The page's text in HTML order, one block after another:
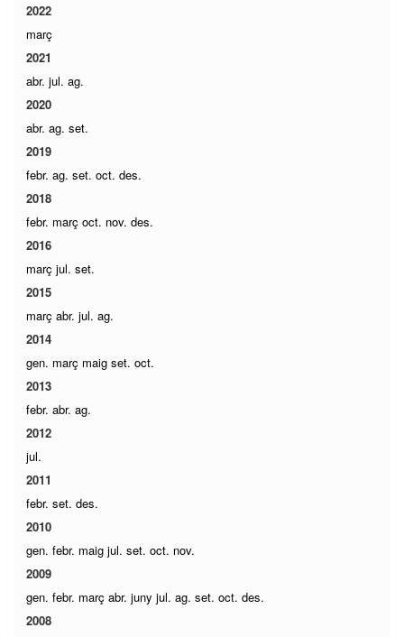
2022
març
2021
abr. jul. ag.
2020
abr. ag. set.
2019
febr. ag. set. oct. des.
2018
febr. març oct. nov. des.
2016
març jul. set.
2015
març abr. jul. ag.
2014
gen. març maig set. oct.
2013
febr. abr. ag.
2012
jul.
2011
febr. set. des.
2010
gen. febr. maig jul. set. oct. nov.
2009
gen. febr. març abr. juny jul. ag. set. oct. des.
2008